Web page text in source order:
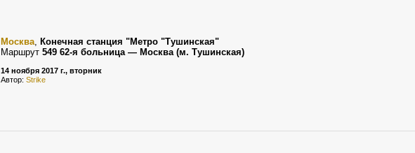
Москва, Конечная станция "Метро "Тушинская"
Маршрут 549 62-я больница — Москва (м. Тушинская)
14 ноября 2017 г., вторник
Автор: Strike